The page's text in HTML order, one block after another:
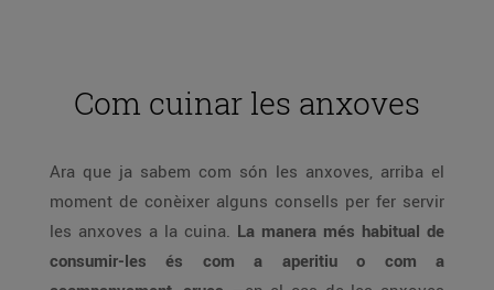
Com cuinar les anxoves
Ara que ja sabem com són les anxoves, arriba el
moment de conèixer alguns consells per fer servir
les anxoves a la cuina. La manera més habitual de
consumir-les és com a aperitiu o com a